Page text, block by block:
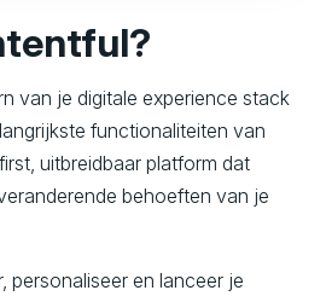
van je digitale experience stack
functionaliteiten van
uitbreidbaar platform dat
behoeften van je
personaliseer en lanceer je